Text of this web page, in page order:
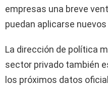
empresas una breve
puedan aplicarse
La dirección de política
sector privado también
los próximos datos